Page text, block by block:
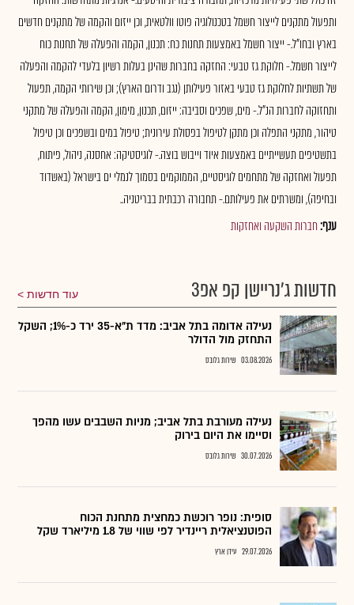
ותפעול מתקנים לייצור חשמל בטכנולוגיה פוטו וולטאית, וכן ייזום והקמה של מתקנים חדשים
בארץ ובחו"ל.- ייצור חשמל באמצעות תחנות כח: תכנון, הקמה והפעלה של תחנות כוח
לייצור חשמל.- חלוקת גז טבעי: החזקה בחברות שהינן בעלות רשיון בלעדי להקמה והפעלה
של תשתיות לחלוקת גז טבעי באזור פעילותן (נגב ודרום הארץ); וכן שירותי הקמה, תפעול
ותחזוקה לחברות הנ"ל.- מים, שפכים וסביבה: ייזום, תכנון, מימון, הקמה והפעלה של מתקני
טיהור, מתקני התפלה וכן מתקן לטיפול בפסולת עירונית; טיפול במים ובשפכים וכן טיפול
בתשטיפים תעשייתיים באמצעות איוד וייבוש בוצה.- לוגיסטיקה: אחסנה, ניהול, פיתוח,
תפעול ואחזקה של מתחמים לוגיסטיים, הממוקמים בסמוך לנמלי ים בישראל (באשדוד
ובחיפה), ומשרתים את פעילותם.- תחבורה רכבתית בבריטניה..
ענף:חברות השקעה ואחזקות
חדשות ג'נריישן קפ אפ3 עוד חדשות
נעילה אדומה בתל אביב: מדד ת"א-35 ירד כ-1%; השקל
התחזק מול הדולר
03.08.2026 שירות גלובס
נעילה מעורבת בתל אביב; מניות השבבים עשו מהפך
וסיימו את היום בירוק
30.07.2026 שירות גלובס
סופית: נופר רוכשת כמחצית מתחנת הכוח
הפוטנציאלית ריינדיר לפי שווי של 1.8 מיליארד שקל
29.07.2026 עידן ארץ